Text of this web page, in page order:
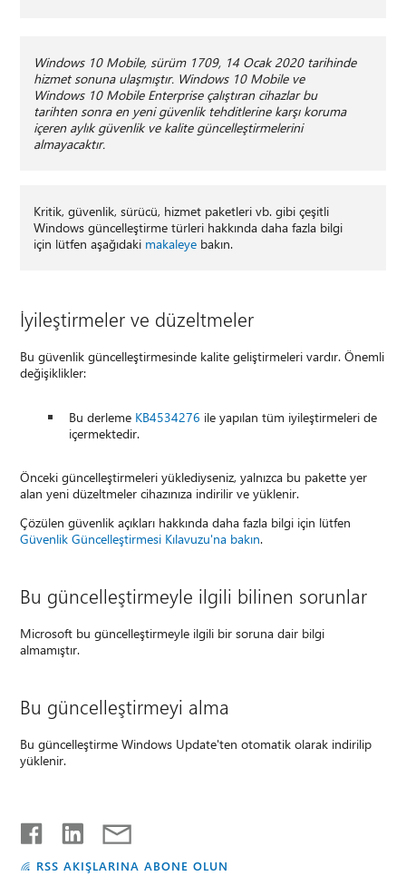
Windows 10 Mobile, sürüm 1709, 14 Ocak 2020 tarihinde
hizmet sonuna ulaşmıştır. Windows 10 Mobile ve
Windows 10 Mobile Enterprise çalıştıran cihazlar bu
tarihten sonra en yeni güvenlik tehditlerine karşı koruma
içeren aylık güvenlik ve kalite güncelleştirmelerini
almayacaktır.
Kritik, güvenlik, sürücü, hizmet paketleri vb. gibi çeşitli
Windows güncelleştirme türleri hakkında daha fazla bilgi
için lütfen aşağıdaki makaleyebakın.
İyileştirmeler ve düzeltmeler
Bu güvenlik güncelleştirmesinde kalite geliştirmeleri vardır. Önemli
değişiklikler:
Bu derleme KB4534276 ile yapılan tüm iyileştirmeleri de
içermektedir.
Önceki güncelleştirmeleri yüklediyseniz, yalnızca bu pakette yer
alan yeni düzeltmeler cihazınıza indirilir ve yüklenir.
Çözülen güvenlik açıkları hakkında daha fazla bilgi için lütfen
Güvenlik Güncelleştirmesi Kılavuzu'na bakın.
Bu güncelleştirmeyle ilgili bilinen sorunlar
Microsoft bu güncelleştirmeyle ilgili bir soruna dair bilgi
almamıştır.
Bu güncelleştirmeyi alma
Bu güncelleştirme Windows Update'ten otomatik olarak indirilip
yüklenir.
RSS AKIŞLARINA ABONE OLUN